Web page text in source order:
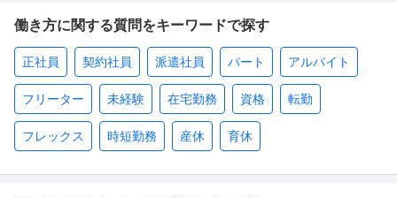
働き方に関する質問をキーワードで探す
正社員 契約社員 派遣社員 パート アルバイト
フリーター 未経験 在宅勤務 資格 転勤
フレックス 時短勤務 産休 育休